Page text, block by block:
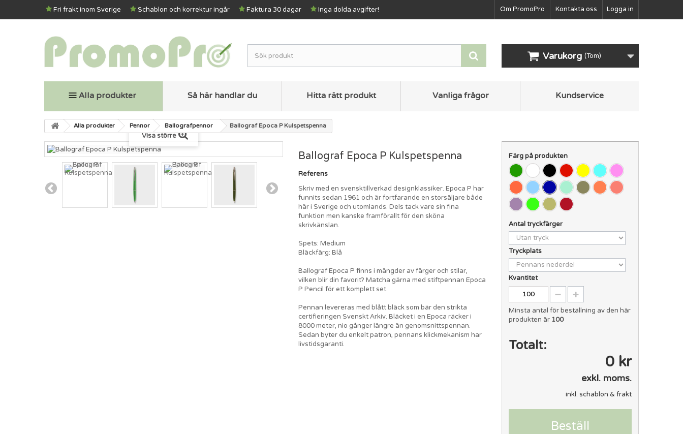
Logga in
Kontakta oss
Om PromoPro
Fri frakt inom Sverige Schablon och korrektur ingår Faktura 30 dagar Inga dolda avgifter!
Varukorg (Tom)
Alla produkter Så här handlar du Hitta rätt produkt Vanliga frågor Kundservice
Alla produkter Pennor Ballografpennor Ballograf Epoca P Kulspetspenna
Visa större
Ballograf Epoca P Kulspetspenna
Referens
Skriv med en svensktillverkad designklassiker. Epoca P har
funnits sedan 1961 och är fortfarande en storsäljare både
här i Sverige och utomlands. Dels tack vare sin fina
funktion men kanske framförallt för den sköna
skrivkänslan.
Spets: Medium
Bläckfärg: Blå
Ballograf Epoca P finns i mängder av färger och stilar,
vilken blir din favorit? Matcha gärna med stiftpennan Epoca
P Pencil för ett komplett set.
Pennan levereras med blått bläck som bär den strikta
certifieringen Svenskt Arkiv. Bläcket i en Epoca räcker i
8000 meter, nio gånger längre än genomsnittspennan.
Sedan byter du enkelt patron, pennans klickmekanism har
livstidsgaranti.
Färg på produkten
Antal tryckfärger
Tryckplats
Kvantitet
Minsta antal för beställning av den här
produkten är 100
Totalt:
0 kr
exkl. moms.
inkl. schablon & frakt
Beställ